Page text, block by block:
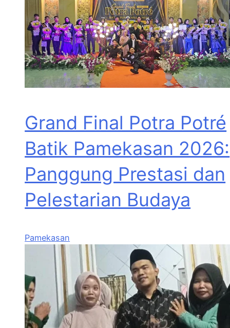
Grand Final Potra Potré
Batik Pamekasan 2026:
Panggung Prestasi dan
Pelestarian Budaya
Pamekasan